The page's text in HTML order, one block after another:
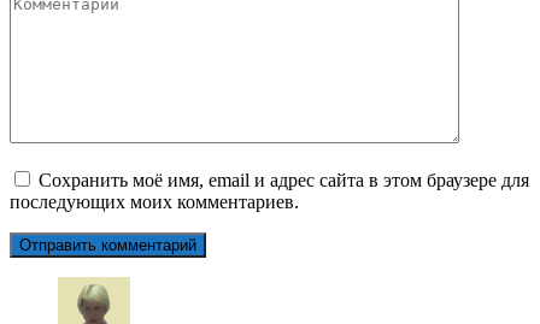
Сохранить моё имя, email и адрес сайта в этом браузере для
последующих моих комментариев.